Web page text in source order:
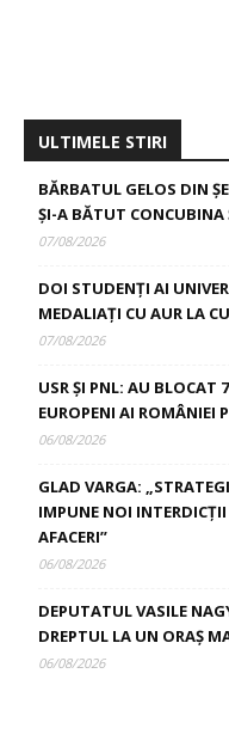
ULTIMELE STIRI
BĂRBATUL GELOS DIN
ȘI-A BĂTUT CONCUBINA
07/08/2026
DOI STUDENȚI AI
MEDALIAȚI CU AUR LA
07/08/2026
USR ȘI PNL: AU BLOCAT
EUROPENI AI ROMÂNIEI
06/08/2026
GLAD VARGA:
IMPUNE NOI
AFACERI”
06/08/2026
DEPUTATUL VASILE
DREPTUL LA UN ORAȘ
06/08/2026